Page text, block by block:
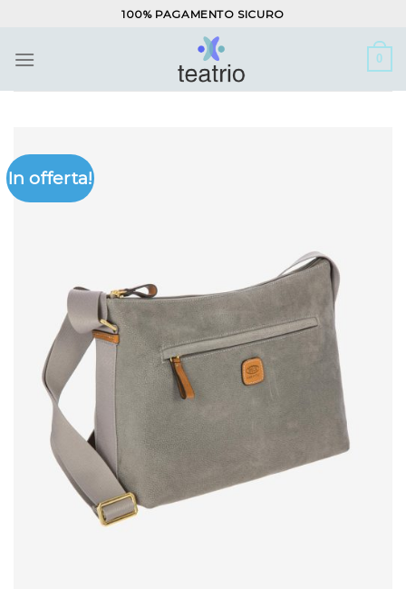
contenuti
100% PAGAMENTO SICURO
0
In offerta!